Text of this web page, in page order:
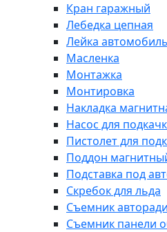
Кран гаражный
Лебедка цепная
Лейка
Масленка
Монтажка
Монтировка
Накладка
Насос для
Пистолет для
Поддон
Подставка под
Скребок для льда
Съемник
Съемник панели